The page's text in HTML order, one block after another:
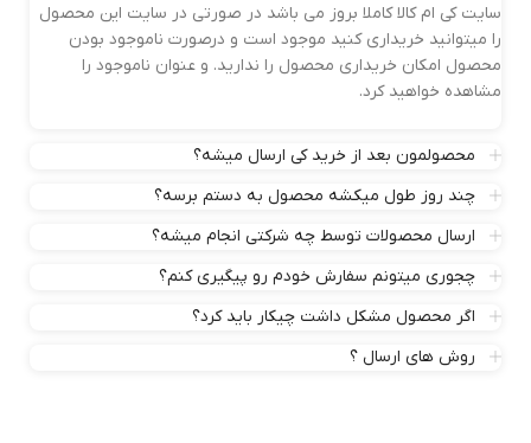
کی ام کالا کاملا بروز می باشد در صورتی در سایت این محصول
میتوانید خریداری کنید موجود است و درصورت ناموجود بودن
امکان خریداری محصول را ندارید. و عنوان ناموجود را
خواهید کرد.
محصولمون بعد از خرید کی ارسال میشه؟
چند روز طول میکشه محصول به دستم برسه؟
ارسال محصولات توسط چه شرکتی انجام میشه؟
چجوری میتونم سفارش خودم رو پیگیری کنم؟
اگر محصول مشکل داشت چیکار باید کرد؟
روش های ارسال ؟